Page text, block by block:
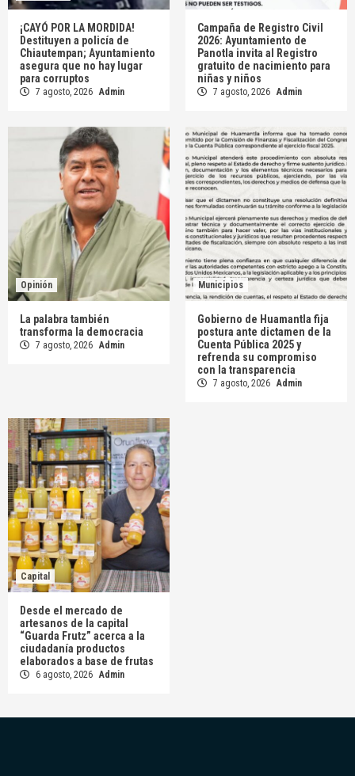
¡CAYÓ POR LA MORDIDA!
Destituyen a policía de
Chiautempan; Ayuntamiento
asegura que no hay lugar
para corruptos
7 agosto, 2026 Admin
Campaña de Registro Civil
2026: Ayuntamiento de
Panotla invita al Registro
gratuito de nacimiento para
niñas y niños
7 agosto, 2026 Admin
Opinión
La palabra también
transforma la democracia
7 agosto, 2026 Admin
Municipios
Gobierno de Huamantla fija
postura ante dictamen de la
Cuenta Pública 2025 y
refrenda su compromiso
con la transparencia
7 agosto, 2026 Admin
Capital
Desde el mercado de
artesanos de la capital
“Guarda Frutz” acerca a la
ciudadanía productos
elaborados a base de frutas
6 agosto, 2026 Admin